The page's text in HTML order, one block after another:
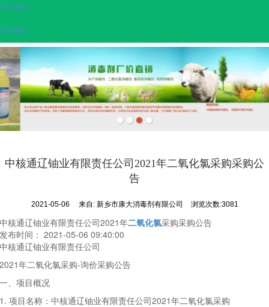
留言反馈
联系我们
中核通辽铀业有限责任公司2021年二氧化氯采购采购公
告
2021-05-06 来自: 新乡市康大消毒剂有限公司 浏览次数:3081
中核通辽铀业有限责任公司2021年二氧化氯采购采购公告
发布时间： 2021-05-06 09:40:00
中核通辽铀业有限责任公司
2021年二氧化氯采购-询价采购公告
一、项目概况
1. 项目名称：中核通辽铀业有限责任公司2021年二氧化氯采购